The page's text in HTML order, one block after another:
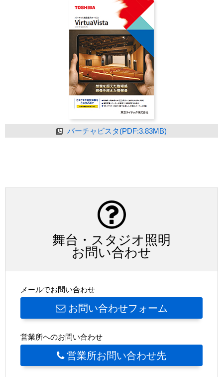
バーチャビスタ(PDF:3.83MB)
舞台・スタジオ照明
お問い合わせ
メールでお問い合わせ
お問い合わせフォーム
営業所へのお問い合わせ
営業所お問い合わせ先